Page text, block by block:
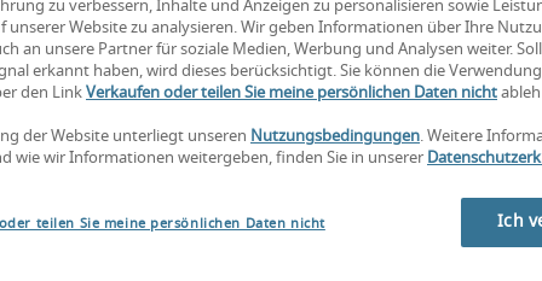
50. Perzentil
zu verbessern, Inhalte und Anzeigen zu personalisieren sowie
unserer Website zu analysieren. Wir geben Informationen über Ihre
an unsere Partner für soziale Medien, Werbung und Analysen weiter.
erkannt haben, wird dieses berücksichtigt. Sie können die
den Link Verkaufen oder teilen Sie meine persönlichen Daten nicht
der Website unterliegt unseren Nutzungsbedingungen. Weitere
wie wir Informationen weitergeben, finden Sie in unserer
teilen Sie meine persönlichen Daten nicht Ich